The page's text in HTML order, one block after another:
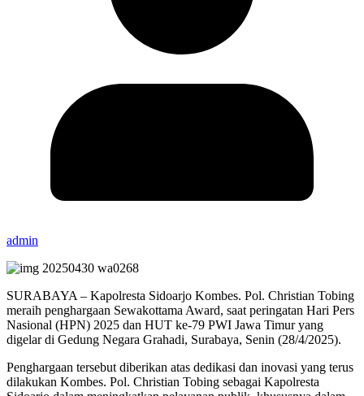
admin
SURABAYA – Kapolresta Sidoarjo Kombes. Pol. Christian Tobing
meraih penghargaan Sewakottama Award, saat peringatan Hari Pers
Nasional (HPN) 2025 dan HUT ke-79 PWI Jawa Timur yang
digelar di Gedung Negara Grahadi, Surabaya, Senin (28/4/2025).
Penghargaan tersebut diberikan atas dedikasi dan inovasi yang terus
dilakukan Kombes. Pol. Christian Tobing sebagai Kapolresta